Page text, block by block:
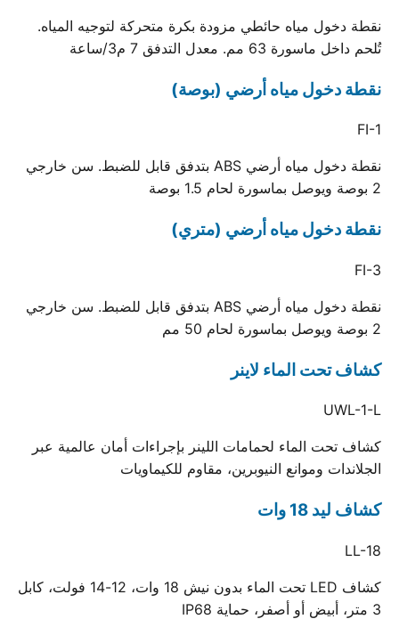
نقطة دخول مياه حائطي مزودة بكرة متحركة لتوجيه المياه.
تُلحم داخل ماسورة 63 مم. معدل التدفق 7 م3/ساعة
نقطة دخول مياه أرضي (بوصة)
FI-1
نقطة دخول مياه أرضي ABS بتدفق قابل للضبط. سن خارجي
2 بوصة ويوصل بماسورة لحام 1.5 بوصة
نقطة دخول مياه أرضي (متري)
FI-3
نقطة دخول مياه أرضي ABS بتدفق قابل للضبط. سن خارجي
2 بوصة ويوصل بماسورة لحام 50 مم
كشاف تحت الماء لاينر
UWL-1-L
كشاف تحت الماء لحمامات اللينر بإجراءات أمان عالمية عبر
الجلاندات وموانع النيوبرين، مقاوم للكيماويات
كشاف ليد 18 وات
LL-18
كشاف LED تحت الماء بدون نيش 18 وات، 12-14 فولت، كابل
3 متر، أبيض أو أصفر، حماية IP68